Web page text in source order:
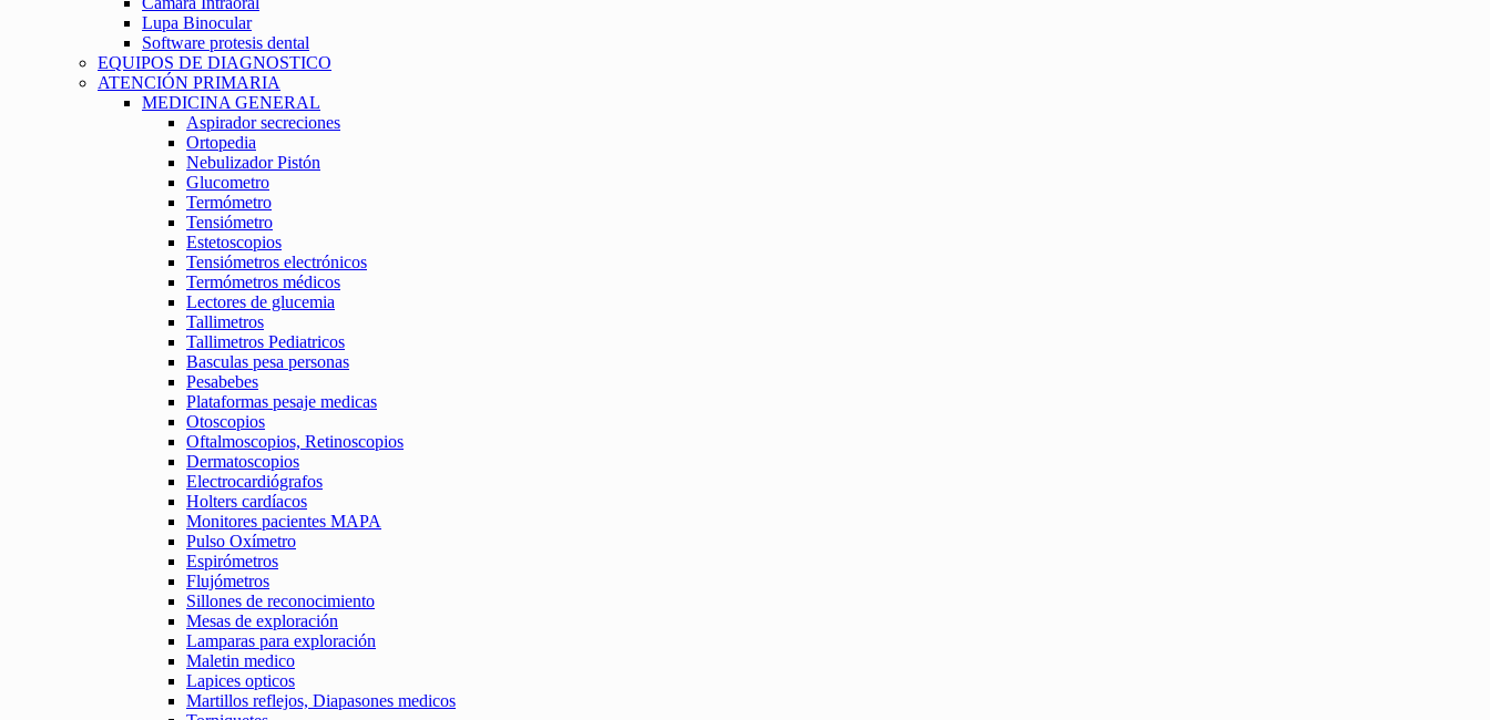
Lupa Binocular
Software protesis dental
EQUIPOS DE DIAGNOSTICO
ATENCIÓN PRIMARIA
MEDICINA GENERAL
Aspirador secreciones
Ortopedia
Nebulizador Pistón
Glucometro
Termómetro
Tensiómetro
Estetoscopios
Tensiómetros electrónicos
Termómetros médicos
Lectores de glucemia
Tallimetros
Tallimetros Pediatricos
Basculas pesa personas
Pesabebes
Plataformas pesaje medicas
Otoscopios
Oftalmoscopios, Retinoscopios
Dermatoscopios
Electrocardiógrafos
Holters cardíacos
Monitores pacientes MAPA
Pulso Oxímetro
Espirómetros
Flujómetros
Sillones de reconocimiento
Mesas de exploración
Lamparas para exploración
Maletin medico
Lapices opticos
Martillos reflejos, Diapasones medicos